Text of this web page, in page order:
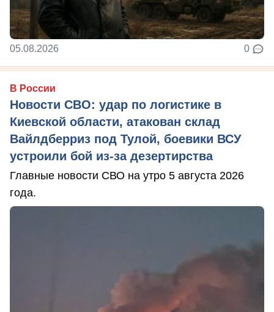
05.08.2026 0
В России
Новости СВО: удар по логистике в
Киевской области, атакован склад
Вайлдберриз под Тулой, боевики ВСУ
устроили бой из-за дезертирства
Главные новости СВО на утро 5 августа 2026
года.